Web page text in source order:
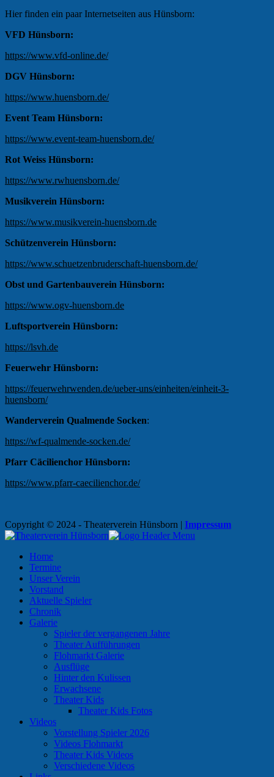
Hier finden ein paar Internetseiten aus Hünsborn:
VFD Hünsborn:
https://www.vfd-online.de/
DGV Hünsborn:
https://www.huensborn.de/
Event Team Hünsborn:
https://www.event-team-huensborn.de/
Rot Weiss Hünsborn:
https://www.rwhuensborn.de/
Musikverein Hünsborn:
https://www.musikverein-huensborn.de
Schützenverein Hünsborn:
https://www.schuetzenbruderschaft-huensborn.de/
Obst und Gartenbauverein Hünsborn:
https://www.ogv-huensborn.de
Luftsportverein Hünsborn:
https://lsvh.de
Feuerwehr Hünsborn:
https://feuerwehrwenden.de/ueber-uns/einheiten/einheit-3-
huensborn/
Wanderverein Qualmende Socken:
https://wf-qualmende-socken.de/
Pfarr Cäcilienchor Hünsborn:
https://www.pfarr-caecilienchor.de/
Copyright © 2024 - Theaterverein Hünsborn | Impressum
Home
Termine
Unser Verein
Vorstand
Aktuelle Spieler
Chronik
Galerie
Spieler der vergangenen Jahre
Theater Aufführungen
Flohmarkt Galerie
Ausflüge
Hinter den Kulissen
Erwachsene
Theater Kids
Theater Kids Fotos
Videos
Vorstellung Spieler 2026
Videos Flohmarkt
Theater Kids Videos
Verschiedene Videos